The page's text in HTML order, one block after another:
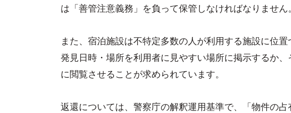
は「善管注意義務」を負って保管しなければなりません。
また、宿泊施設は不特定多数の人が利用する施設に位
発見日時・場所を利用者に見やすい場所に掲示するか
に閲覧させることが求められています。
返還については、警察庁の解釈運用基準で、「物件の